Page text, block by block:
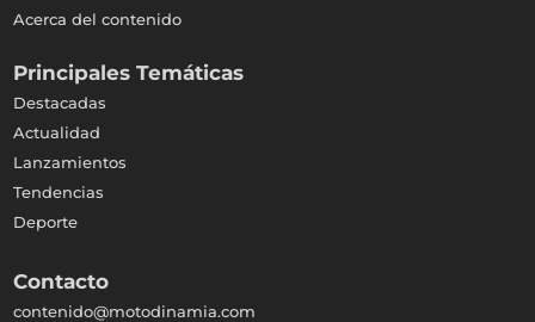
Acerca del contenido
Principales Temáticas
Destacadas
Actualidad
Lanzamientos
Tendencias
Deporte
Contacto
contenido@motodinamia.com